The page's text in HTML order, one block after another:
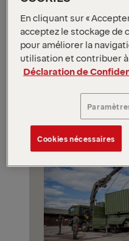
confiance.
Excellence dans
Product Categories
Catégories
APPLICATION TERRESTRE
En cliquant sur «
acceptez le stockage de
pour améliorer la
utilisation et contribuer
Déclaration de
Cookies nécessaires